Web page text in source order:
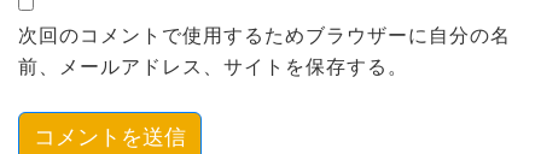
次回のコメントで使用するためブラウザーに自分の名
前、メールアドレス、サイトを保存する。